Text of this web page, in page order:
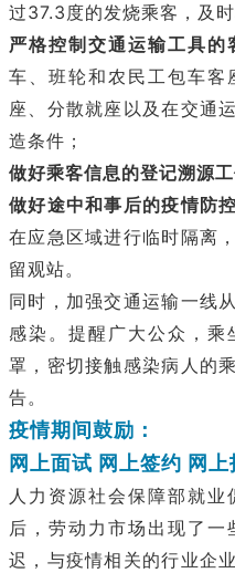
过37.3度的发烧乘客，及
严格控制交通运输工具的
车、班轮和农民工包车
座、分散就座以及在交通
造条件；
做好乘客信息的登记溯源工
做好途中和事后的疫情防控
在应急区域进行临时隔离
留观站。
同时，加强交通运输一线
感染。提醒广大公众，乘
罩，密切接触感染病人的
告。
疫情期间鼓励：
网上面试 网上签约 网上
人力资源社会保障部就
后，劳动力市场出现了
迟，与疫情相关的行业企